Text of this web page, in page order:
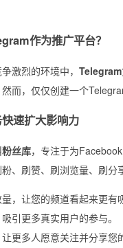
作为推广平台？
激烈的环境中， Telegram
而，仅仅创建一个
速扩大影响力
粉丝库，专注于为
、刷赞、刷浏览量、刷分
，让您的频道看起来更有
引更多真实用户的参与。
更多人愿意关注并分享您